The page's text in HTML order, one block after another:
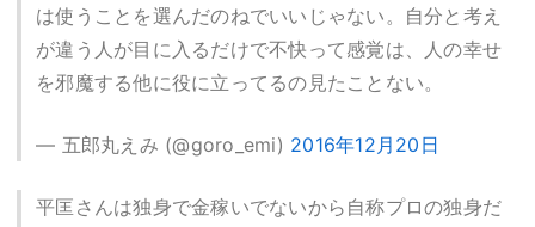
は使うことを選んだのねでいいじゃない。自分と考え
が違う人が目に入るだけで不快って感覚は、人の幸せ
を邪魔する他に役に立ってるの見たことない。
— 五郎丸えみ (@goro_emi) 2016年12月20日
平匡さんは独身で金稼いでないから自称プロの独身だ